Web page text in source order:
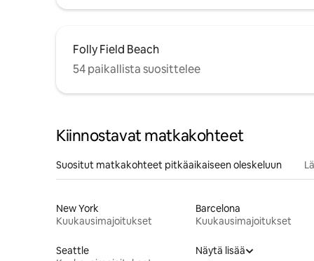
Folly Field Beach
54 paikallista suosittelee
Kiinnostavat matkakohteet
Suositut matkakohteet pitkäaikaiseen oleskeluun
New York
Kuukausimajoitukset
Barcelona
Kuukausimajoitukset
Seattle
Näytä lisää